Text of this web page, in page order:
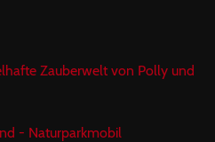
Zauberwelt von Polly und
- Naturparkmobil